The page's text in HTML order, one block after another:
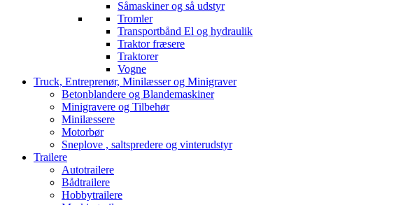
Såmaskiner og så udstyr
Tromler
Transportbånd El og hydraulik
Traktor fræsere
Traktorer
Vogne
Truck, Entreprenør, Minilæsser og Minigraver
Betonblandere og Blandemaskiner
Minigravere og Tilbehør
Minilæssere
Motorbør
Sneplove , saltspredere og vinterudstyr
Trailere
Autotrailere
Bådtrailere
Hobbytrailere